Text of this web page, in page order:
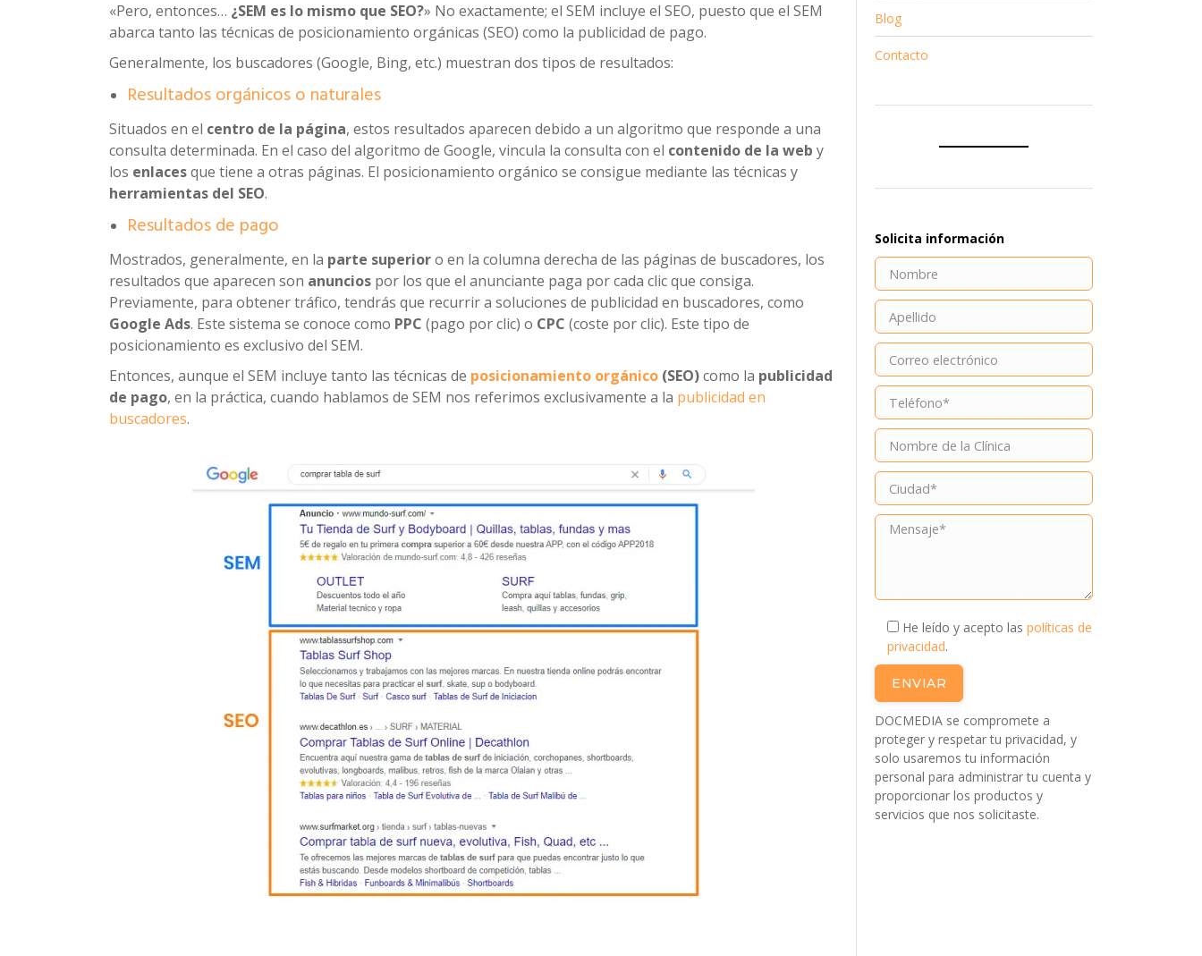
«Pero, entonces… ¿SEM es lo mismo que SEO?» No exactamente; el SEM incluye el SEO, puesto que el SEM
abarca tanto las técnicas de posicionamiento orgánicas (SEO) como la publicidad de pago.
Generalmente, los buscadores (Google, Bing, etc.) muestran dos tipos de resultados:
Resultados orgánicos o naturales
Situados en el centro de la página, estos resultados aparecen debido a un algoritmo que responde a una
consulta determinada. En el caso del algoritmo de Google, vincula la consulta con el contenido de la web y
los enlacesque tiene a otras páginas. El posicionamiento orgánico se consigue mediante las técnicas y
herramientas del SEO.
Resultados de pago
Mostrados, generalmente, en la parte superioro en la columna derecha de las páginas de buscadores, los
resultados que aparecen son anuncios por los que el anunciante paga por cada clic que consiga.
Previamente, para obtener tráfico, tendrás que recurrir a soluciones de publicidad en buscadores, como
Google Ads. Este sistema se conoce como PPC (pago por clic) o CPC (coste por clic). Este tipo de
posicionamiento es exclusivo del SEM.
Entonces, aunque el SEM incluye tanto las técnicas de posicionamiento orgánico (SEO)como la publicidad
de pago, en la práctica, cuando hablamos de SEM nos referimos exclusivamente a la publicidad en
buscadores.
Blog
Contacto
Solicita información
He leído y acepto las políticas de
privacidad.
DOCMEDIA se compromete a
proteger y respetar tu privacidad, y
solo usaremos tu información
personal para administrar tu cuenta y
proporcionar los productos y
servicios que nos solicitaste.